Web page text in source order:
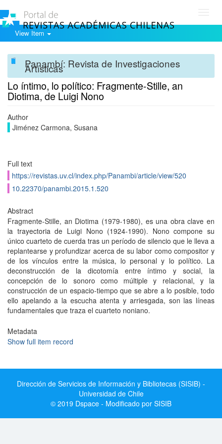
View Item
Panambí: Revista de Investigaciones
Artísticas
Lo íntimo, lo político: Fragmente-Stille, an
Diotima, de Luigi Nono
Author
Jiménez Carmona, Susana
Full text
https://revistas.uv.cl/index.php/Panambi/article/view/520
10.22370/panambi.2015.1.520
Abstract
Fragmente-Stille, an Diotima (1979-1980), es una obra clave en
la trayectoria de Luigi Nono (1924-1990). Nono compone su
único cuarteto de cuerda tras un período de silencio que le lleva a
replantearse y profundizar acerca de su labor como compositor y
de los vínculos entre la música, lo personal y lo político. La
deconstrucción de la dicotomía entre íntimo y social, la
concepción de lo sonoro como múltiple y relacional, y la
construcción de un espacio-tiempo que se abre a lo posible, todo
ello apelando a la escucha atenta y arriesgada, son las líneas
fundamentales que traza el cuarteto noniano.
Metadata
Show full item record
Dirección de Servicios de Información y Bibliotecas (SISIB) -
Universidad de Chile
© 2019 Dspace - Modificado por SISIB